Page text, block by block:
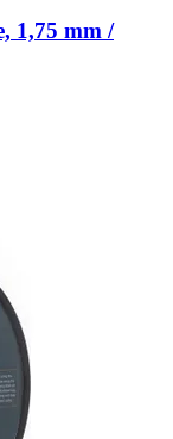
1,75 mm /